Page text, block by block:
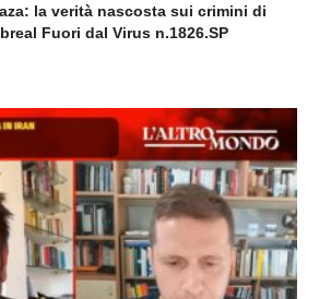
la verità nascosta sui crimini di
Fuori dal Virus n.1826.SP